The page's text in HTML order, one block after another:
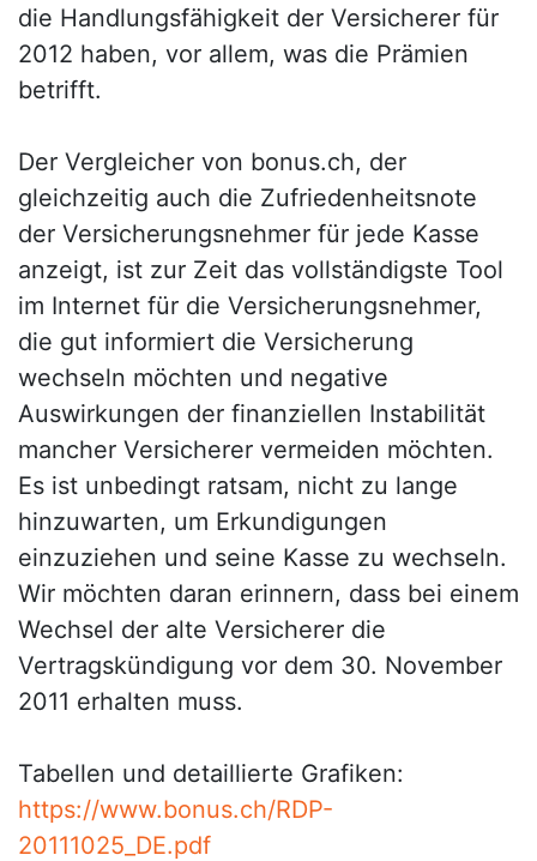
die Handlungsfähigkeit der Versicherer für
2012 haben, vor allem, was die Prämien
betrifft.
Der Vergleicher von bonus.ch, der
gleichzeitig auch die Zufriedenheitsnote
der Versicherungsnehmer für jede Kasse
anzeigt, ist zur Zeit das vollständigste Tool
im Internet für die Versicherungsnehmer,
die gut informiert die Versicherung
wechseln möchten und negative
Auswirkungen der finanziellen Instabilität
mancher Versicherer vermeiden möchten.
Es ist unbedingt ratsam, nicht zu lange
hinzuwarten, um Erkundigungen
einzuziehen und seine Kasse zu wechseln.
Wir möchten daran erinnern, dass bei einem
Wechsel der alte Versicherer die
Vertragskündigung vor dem 30. November
2011 erhalten muss.
Tabellen und detaillierte Grafiken:
https://www.bonus.ch/RDP-
20111025_DE.pdf